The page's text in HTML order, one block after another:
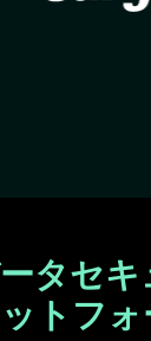
タセ
トフ